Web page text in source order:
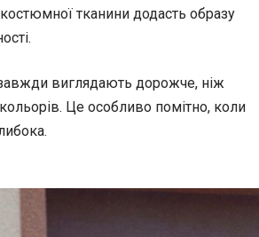
тканини додасть образу
виглядають дорожче, ніж
Це особливо помітно, коли